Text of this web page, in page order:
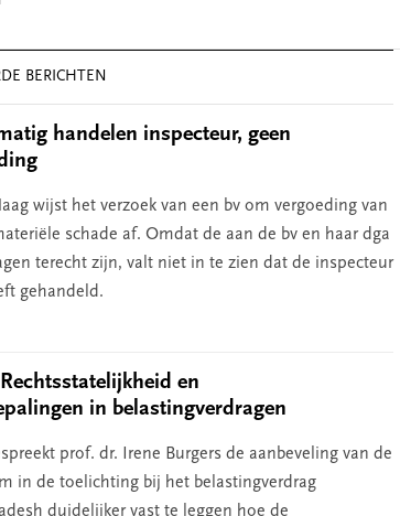
BERICHTEN
handelen inspecteur, geen
wijst het verzoek van een bv om vergoeding van
schade af. Omdat de aan de bv en haar dga
terecht zijn, valt niet in te zien dat de inspecteur
gehandeld.
en
in belastingverdragen
prof. dr. Irene Burgers de aanbeveling van de
in de toelichting bij het belastingverdrag
duidelijker vast te leggen hoe de